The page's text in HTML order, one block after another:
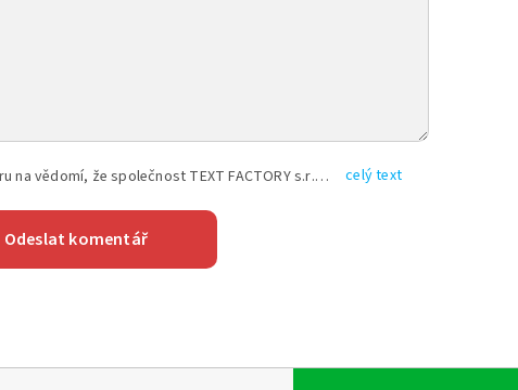
Vyplněním shora uvedených údajů beru na vědomí, že společnost TEXT FACTORY s.r.o., sídlem Brno, Durďákova 336/29, Černá Pole, PSČ: 613 00, IČ: 06157831, zapsané u Krajského soudu v Brně, oddíl C, vložka 100399, bude zpracovávat mé osobní údaje uvedené v rámci mnou vyplněného registračního formuláře na základě oprávněných zájmů TEXT FACTORY s.r.o. dle čl. 6 odst. 1 písm. f) GDPR a pro splnění právních povinností (čl. 6 odst. 1 písm. c) GDPR), a to pro tyto účely: nezbytnost zajistit oprávnění návštěvníka webových stránek provozovaných společností TEXT FACTORY s.r.o. přispívat aktivně ke zveřejněným článkům nebo v rámci diskusních fór a výkon práv TEXT FACTORY s.r.o. jako administrátora těchto diskusních fór. Více informací o zpracování osobních údajů a právech lze nalézt v celý text